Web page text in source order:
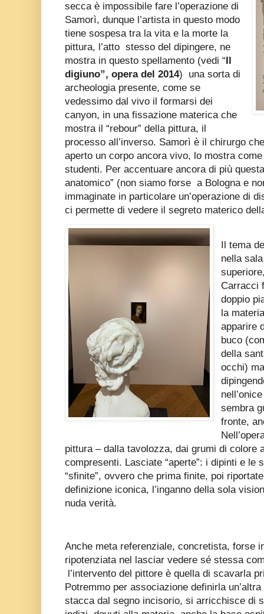
secca è impossibile fare l’operazione di
Samorì, dunque l’artista in questo modo
tiene sospesa tra la vita e la morte la
pittura, l’atto stesso del dipingere, ne
mostra in questo spellamento (vedi “Il
digiuno”, opera del 2014)
una sorta di
archeologia presente, come se
vedessimo dal vivo il formarsi dei
canyon, in una fissazione materica che
mostra il “rebour” della pittura, il
processo all’inverso. Samorì è il chirurgo
aperto un corpo ancora vivo, lo mostra
studenti. Per accentuare ancora di più
anatomico” (non siamo forse a Bologna e
immaginate in particolare un’operazione di
ci permette di vedere il segreto materico
Il tema
nella
Carracci
doppio
la
apparire
buco
della
occhi)
sembra
fronte,
pittura – dalla tavolozza, dai grumi di colore
compresenti. Lasciate “aperte”: i dipinti e le
“sfinite”, ovvero che prima finite, poi
definizione iconica, l’inganno della sola
nuda verità.
Anche meta referenziale, concretista, forse
ripotenziata nel lasciar vedere sé stessa
l’intervento del pittore è quella di scavarla
Potremmo per associazione definirla
stacca dal segno incisorio, si arricchisce di